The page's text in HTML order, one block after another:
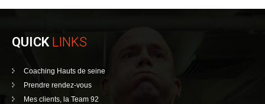
QUICK LINKS
Coaching Hauts de seine
Prendre rendez-vous
Mes clients, la Team 92